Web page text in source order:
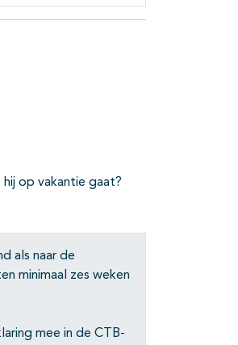
op vakantie gaat?
als naar de
minimaal zes weken
mee in de CTB-